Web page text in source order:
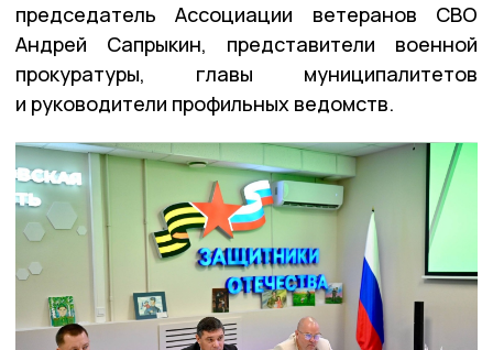
председатель Ассоциации ветеранов СВО
Андрей Сапрыкин, представители военной
прокуратуры, главы муниципалитетов
и руководители профильных ведомств.